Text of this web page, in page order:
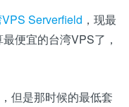
Serverfield ，现最
便宜的台湾VPS了，
但是那时候的最低套